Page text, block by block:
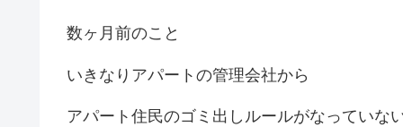
数ヶ月前のこと
いきなりアパートの管理会社から
アパート住民のゴミ出しルールがなっていな